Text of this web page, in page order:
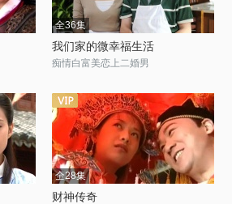
全36集
我们家的微幸福生活
痴情白富美恋上二婚男
全28集
财神传奇